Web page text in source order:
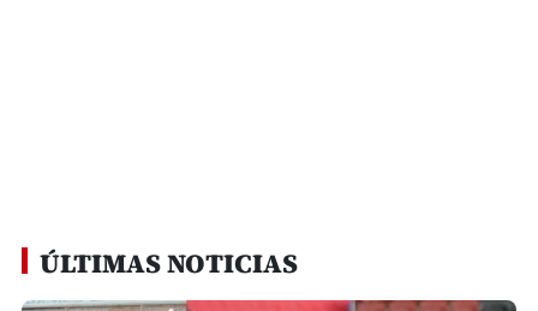
ÚLTIMAS NOTICIAS